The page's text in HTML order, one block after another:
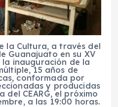
la Cultura, a través del
Guanajuato en su XV
inauguración de la
15 años de
conformada por
y producidas
del CEARG, el próximo
a las 19:00 horas.